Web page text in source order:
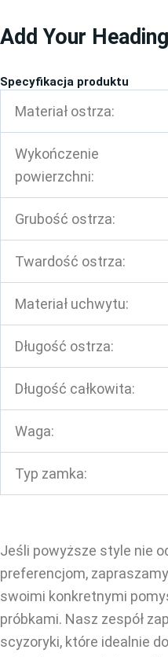
do
Add Your
Specyfikacja produktu
Materiał ostrza:
Wykończenie
powierzchni:
Grubość ostrza:
Twardość ostrza:
Materiał uchwytu:
Długość ostrza:
Długość całkowita:
Waga:
Typ zamka:
Jeśli powyższe style nie
preferencjom,
swoimi konkretnymi
próbkami. Nasz zespół
scyzoryki, które idealnie